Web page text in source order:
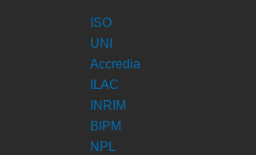
ISO
UNI
Accredia
ILAC
INRIM
BIPM
NPL